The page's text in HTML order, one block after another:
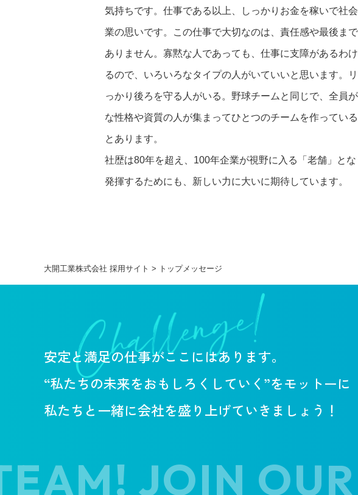
気持ちです。仕事である以上、しっかりお金を稼いで社
業の思いです。この仕事で大切なのは、責任感や最後ま
ありません。寡黙な人であっても、仕事に支障があるわ
るので、いろいろなタイプの人がいていいと思います。
っかり後ろを守る人がいる。野球チームと同じで、全員
な性格や資質の人が集まってひとつのチームを作ってい
とあります。
社歴は80年を超え、100年企業が視野に入る「老舗」と
発揮するためにも、新しい力に大いに期待しています。
大開工業株式会社 採用サイト > トップメッセージ
安定と満足の仕事がここにはあります。
“私たちの未来をおもしろくしていく”をモットーに
私たちと一緒に会社を盛り上げていきましょう！
JOIN OUR